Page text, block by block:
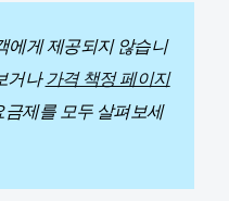
에게 제공되지 않습니
거나가격 책정 페이지
제를 모두 살펴보세